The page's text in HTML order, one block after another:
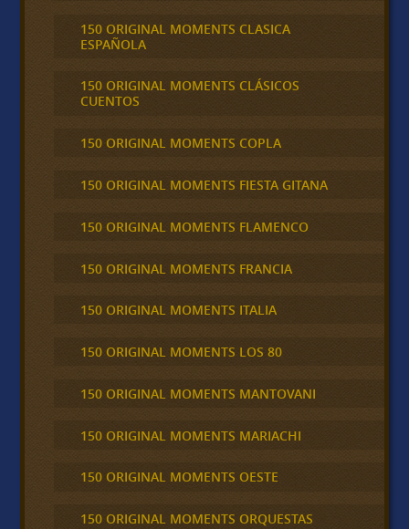
150 ORIGINAL MOMENTS CLASICA
ESPAÑOLA
150 ORIGINAL MOMENTS CLÁSICOS
CUENTOS
150 ORIGINAL MOMENTS COPLA
150 ORIGINAL MOMENTS FIESTA GITANA
150 ORIGINAL MOMENTS FLAMENCO
150 ORIGINAL MOMENTS FRANCIA
150 ORIGINAL MOMENTS ITALIA
150 ORIGINAL MOMENTS LOS 80
150 ORIGINAL MOMENTS MANTOVANI
150 ORIGINAL MOMENTS MARIACHI
150 ORIGINAL MOMENTS OESTE
150 ORIGINAL MOMENTS ORQUESTAS